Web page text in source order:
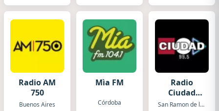
Radio AM
750
Buenos Aires
Mìa FM
Córdoba
Radio
Ciudad
Orán
San Ramon de la Nueva Oran